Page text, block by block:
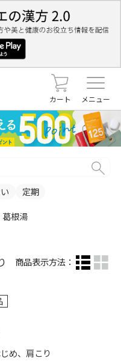
カート メニュー
定期
葛根湯
商品表示方法：
め、肩こり